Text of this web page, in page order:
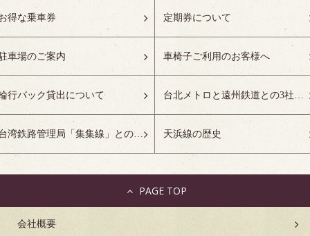
得な乗車券 定期券について
車場のご案内 車椅子ご利用のお客様へ
行バック貸出について 台北メトロと遠州鉄道との3社友好協定について
台湾鉄路管理局「集集線」との姉妹鉄道協定について 天浜線の歴史
会社概要
PAGE TOP